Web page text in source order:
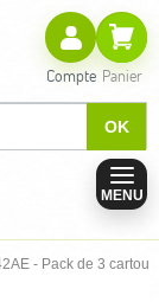
OK
Compte Panier
MENU
- Pack de 3